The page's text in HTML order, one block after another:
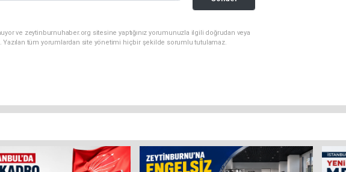
ve zeytinburnuhaber.org sitesine yaptığınız yorumunuzla ilgili doğrudan veya
Yazılan tüm yorumlardan site yönetimi hiçbir şekilde sorumlu tutulamaz.